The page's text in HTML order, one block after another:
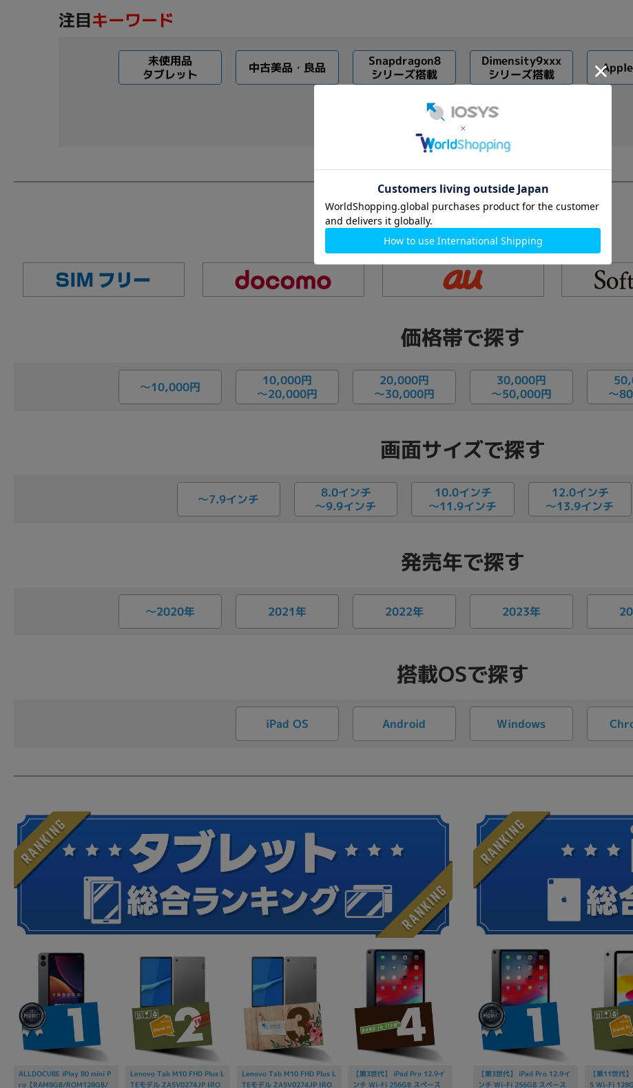
注目キーワード
未使用品
タブレット 中古美品・良品 Snapdragon8
シリーズ搭載
Dimensity9xxx
シリーズ搭載
Apple M2搭載 Windows11搭載
キャリアで探す
価格帯で探す
〜10,000円
10,000円
〜20,000円
20,000円
〜30,000円
30,000円
〜50,000円
〜
画面サイズで探す
〜7.9インチ
8.0インチ
〜9.9インチ
10.0インチ
〜11.9インチ
12.0インチ
〜13.9インチ
発売年で探す
〜2020年 2021年 2022年 2023年
搭載OSで探す
iPad OS Android Windows
ALLDOCUBE iPlay 80 mini P
ro【RAM8GB/ROM128GB/
Lenovo Tab M10 FHD Plus L
TEモデル ZA5V0274JP IRO
Lenovo Tab M10 FHD Plus L
TEモデル ZA5V0274JP IRO
【第3世代】 iPad Pro 12.9イ
ンチ Wi-Fi 256GB スペース
【第3世代】 iPad Pro 12.9イ
ンチ Wi-Fi 256GB スペース
【第11世代
5 Wi-Fi